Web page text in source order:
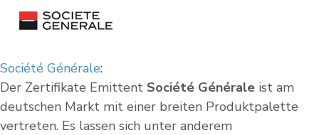
Société Générale:
Der Zertifikate Emittent Société Générale ist am
deutschen Markt mit einer breiten Produktpalette
vertreten. Es lassen sich unter anderem